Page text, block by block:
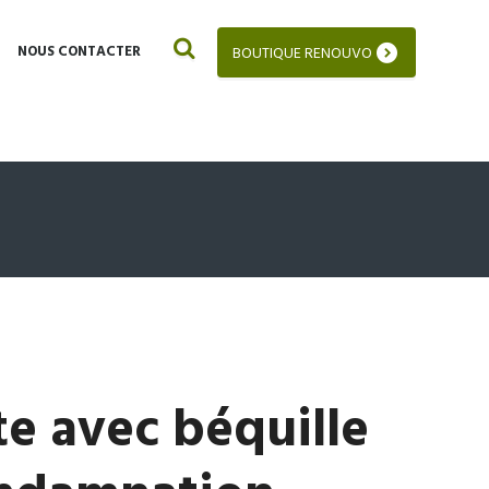
BOUTIQUE RENOUVO
NOUS CONTACTER
avec béquille